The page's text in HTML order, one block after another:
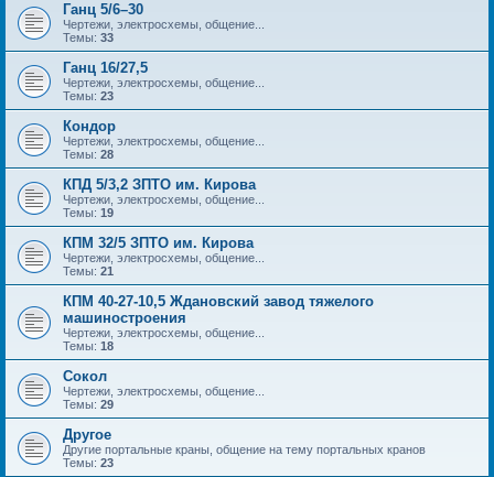
Ганц 5/6–30
Чертежи, электросхемы, общение...
Темы: 33
Ганц 16/27,5
Чертежи, электросхемы, общение...
Темы: 23
Кондор
Чертежи, электросхемы, общение...
Темы: 28
КПД 5/3,2 ЗПТО им. Кирова
Чертежи, электросхемы, общение...
Темы: 19
КПМ 32/5 ЗПТО им. Кирова
Чертежи, электросхемы, общение...
Темы: 21
КПМ 40-27-10,5 Ждановский завод тяжелого
машиностроения
Чертежи, электросхемы, общение...
Темы: 18
Сокол
Чертежи, электросхемы, общение...
Темы: 29
Другое
Другие портальные краны, общение на тему портальных кранов
Темы: 23